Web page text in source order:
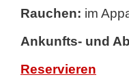
Rauchen: im
Ankunfts- und
Reservieren